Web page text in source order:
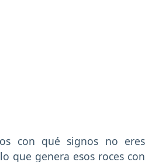
con qué signos no eres
que genera esos roces con